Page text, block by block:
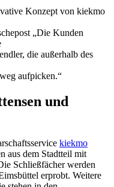
Konzept von kiekmo
„Die Kunden
die außerhalb des
aufpicken.“
und
kiekmo
aus dem Stadtteil mit
Schließfächer werden
erprobt. Weitere